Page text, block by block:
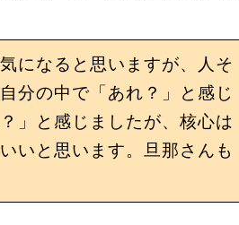
になると思いますが、人そ
分の中で「あれ？」と感じ
」と感じましたが、核心は
いと思います。旦那さんも